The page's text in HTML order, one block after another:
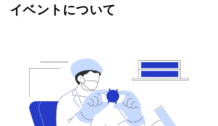
サスティナビリティ
ヘルプ
イベントについて